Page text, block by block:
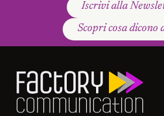
Iscrivi alla
Scopri cosa dicono